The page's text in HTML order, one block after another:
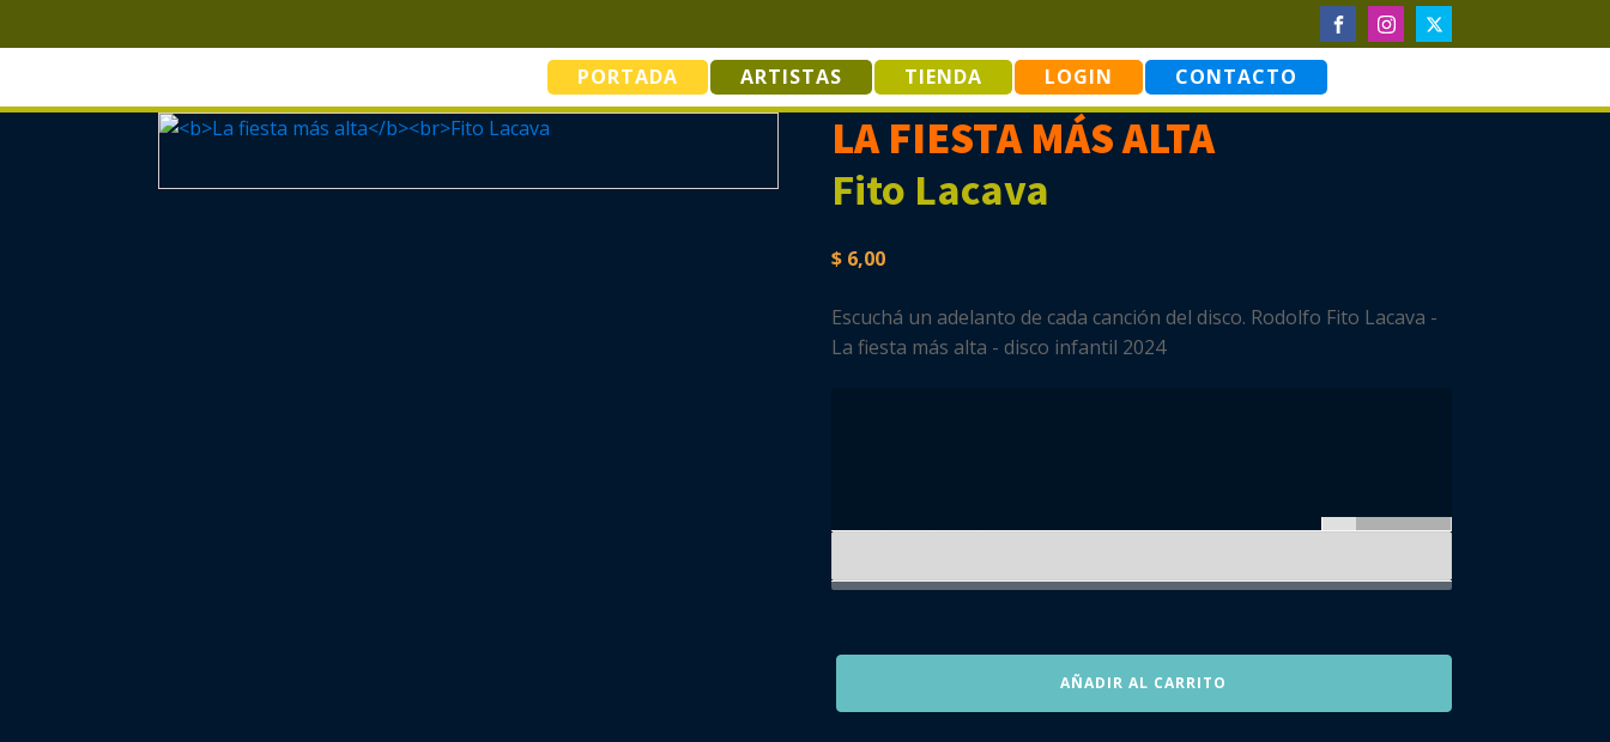
PORTADA ARTISTAS TIENDA LOGIN CONTACTO
LA FIESTA MÁS ALTA
Fito Lacava
$6,00
Escuchá un adelanto de cada canción del disco. Rodolfo Fito Lacava -
La fiesta más alta - disco infantil 2024
AÑADIR AL CARRITO